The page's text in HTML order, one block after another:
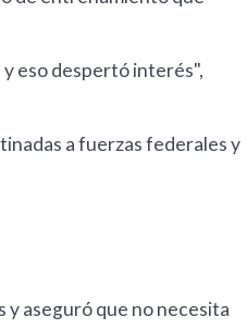
eso despertó interés",
a fuerzas federales y
aseguró que no necesita